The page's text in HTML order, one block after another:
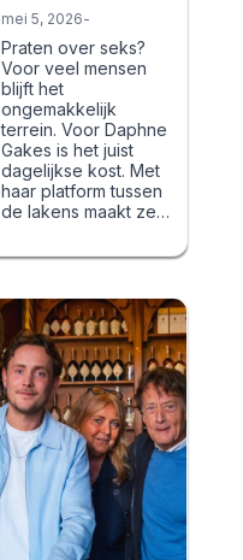
mei 5, 2026-
Praten over seks?
Voor veel mensen
blijft het
ongemakkelijk
terrein. Voor Daphne
Gakes is het juist
dagelijkse kost. Met
haar platform tussen
de lakens maakt ze…